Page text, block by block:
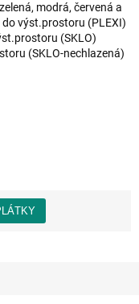
modrá, červená a
do výst.prostoru (PLEXI)
(SKLO)
(SKLO-nechlazená)